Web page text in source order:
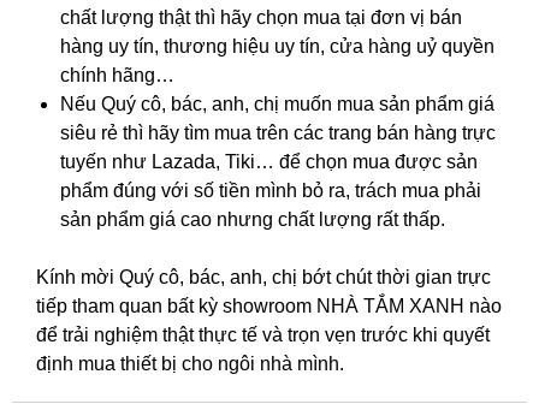
chất lượng thật thì hãy chọn mua tại đơn vị bán
hàng uy tín, thương hiệu uy tín, cửa hàng uỷ quyền
chính hãng…
Nếu Quý cô, bác, anh, chị muốn mua sản phẩm giá
siêu rẻ thì hãy tìm mua trên các trang bán hàng trực
tuyến như Lazada, Tiki… để chọn mua được sản
phẩm đúng với số tiền mình bỏ ra, trách mua phải
sản phẩm giá cao nhưng chất lượng rất thấp.
Kính mời Quý cô, bác, anh, chị bớt chút thời gian trực
tiếp tham quan bất kỳ showroom NHÀ TẮM XANH nào
để trải nghiệm thật thực tế và trọn vẹn trước khi quyết
định mua thiết bị cho ngôi nhà mình.